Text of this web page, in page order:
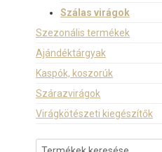
Szálas virágok
Szezonális termékek
Ajándéktárgyak
Kaspók, koszorúk
Szárazvirágok
Virágkötészeti kiegészítők
Keresés